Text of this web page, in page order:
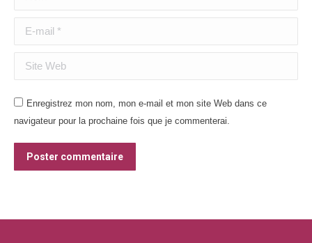
E-mail *
Site Web
Enregistrez mon nom, mon e-mail et mon site Web dans ce
navigateur pour la prochaine fois que je commenterai.
Poster commentaire